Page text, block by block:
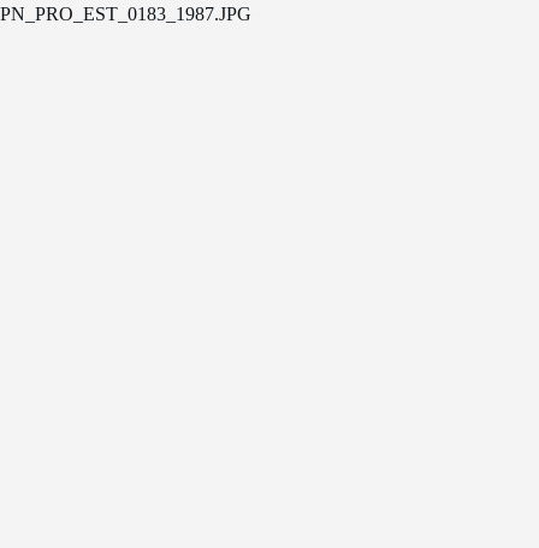
PN_PRO_EST_0183_1987.JPG